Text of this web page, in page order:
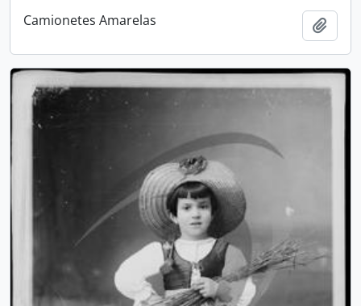
Camionetes Amarelas